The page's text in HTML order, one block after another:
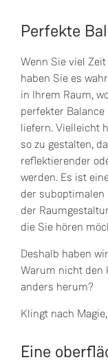
Perfekte
Wenn Sie viel
haben Sie es
in Ihrem Raum,
perfekter
liefern. Vielleicht
so zu gestalten,
reflektierender
werden. Es ist
der
der
die Sie hören
Deshalb haben
Warum nicht den
anders herum?
Klingt nach
Eine